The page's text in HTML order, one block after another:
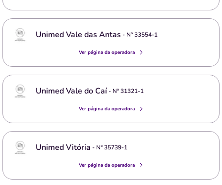
Unimed Vale das Antas - Nº33554-1
Ver página da operadora
Unimed Vale do Caí- Nº31321-1
Ver página da operadora
Unimed Vitória - Nº35739-1
Ver página da operadora